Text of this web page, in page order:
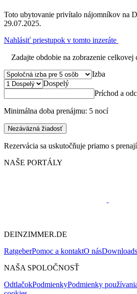
Toto ubytovanie privítalo nájomníkov na
29.07.2025.
Nahlásiť priestupok v tomto inzeráte
Zadajte obdobie na zobrazenie celkovej
Izba
Dospelý
Príchod a
Minimálna doba prenájmu: 5 nocí
Nezáväzná žiadosť
Rezervácia sa uskutočňuje priamo s
NAŠE PORTÁLY
DEINZIMMER.DE
RatgeberPomoc a kontaktO násDownloads
NAŠA SPOLOČNOSŤ
OdtlačokPodmienkyPodmienky